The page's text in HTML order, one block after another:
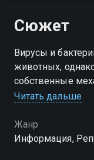
Сюжет
Вирусы и
животных,
собственные
рассказывает,
новым угрозам
Читать дальше
Жанр
Информация,